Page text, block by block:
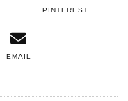
PINTEREST
EMAIL